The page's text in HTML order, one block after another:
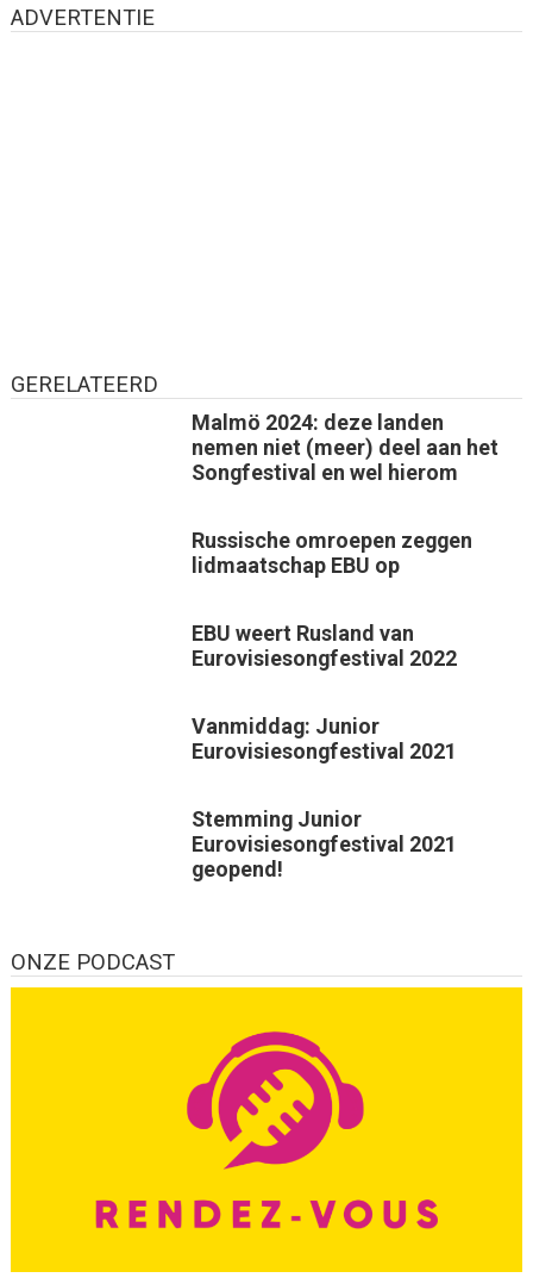
ADVERTENTIE
GERELATEERD
Malmö 2024: deze landen
nemen niet (meer) deel aan het
Songfestival en wel hierom
Russische omroepen zeggen
lidmaatschap EBU op
EBU weert Rusland van
Eurovisiesongfestival 2022
Vanmiddag: Junior
Eurovisiesongfestival 2021
Stemming Junior
Eurovisiesongfestival 2021
geopend!
ONZE PODCAST